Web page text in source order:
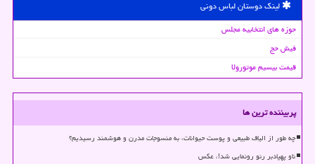
لینک دوستان لباس دونی
حوزه های انتخابیه مجلس
فیش حج
قیمت بیسیم موتورولا
پربیننده ترین ها
چه طور از الیاف طبیعی و پوست حیوانات، به منسوجات مدرن و هوشمند رسیدیم؟
ناو پهپادبر رنو رونمایی شد!، عکس